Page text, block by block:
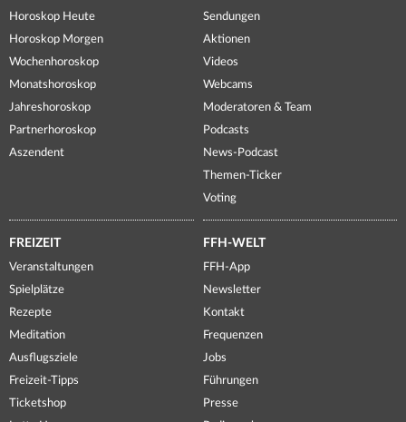
Horoskop Heute
Horoskop Morgen
Wochenhoroskop
Monatshoroskop
Jahreshoroskop
Partnerhoroskop
Aszendent
Sendungen
Aktionen
Videos
Webcams
Moderatoren & Team
Podcasts
News-Podcast
Themen-Ticker
Voting
FREIZEIT
Veranstaltungen
Spielplätze
Rezepte
Meditation
Ausflugsziele
Freizeit-Tipps
Ticketshop
FFH-WELT
FFH-App
Newsletter
Kontakt
Frequenzen
Jobs
Führungen
Presse